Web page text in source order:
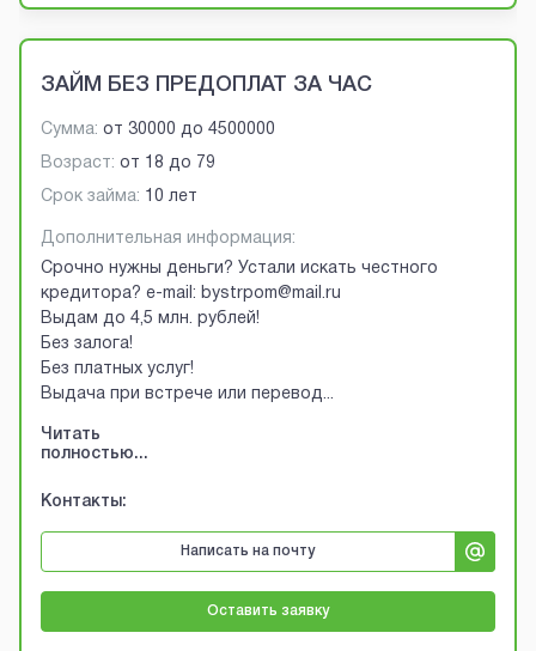
ЗАЙМ БЕЗ ПРЕДОПЛАТ ЗА ЧАС
Сумма: от 30000 до 4500000
Возраст: от 18 до 79
Срок займа: 10 лет
Дополнительная информация:
Срочно нужны деньги? Устали искать честного
кредитора? e-mail: bystrpom@mail.ru
Выдам до 4,5 млн. рублей!
Без залога!
Без платных услуг!
Выдача при встрече или перевод...
Читать
полностью...
Контакты:
Написать на почту
Оставить заявку